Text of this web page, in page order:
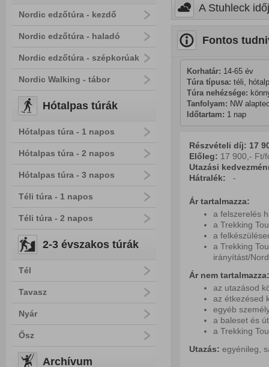
Nordic edzőtúra - kezdő
Nordic edzőtúra - haladó
Nordic edzőtúra - szépkorúak
Nordic Walking - tábor
Hótalpas túrák
Hótalpas túra - 1 napos
Hótalpas túra - 2 napos
Hótalpas túra - 3 napos
Téli túra - 1 napos
Téli túra - 2 napos
2-3 évszakos túrák
Tél
Tavasz
Nyár
Ősz
Archívum
A Stuhleck
Fontos
Korhatár: 14-65 év
Túra típusa: téli,
Túra nehézsége:
Tanfolyam: NW
Időtartam: 1 nap
Részvételi díj: 17
Előleg: 17 900,- Ft/
Utazási
Hátralék: -
Ár tartalmazza:
a felszerelés
a Trekking
a
a Trekking
irányítást/
Ár nem tartalmazza:
az utazásod
az étkezésed
egyéb
a baleset és
a Trekking
Utazás: egyénileg,